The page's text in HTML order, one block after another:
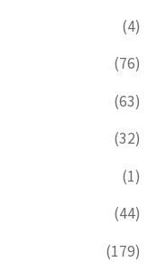
(4)
(76)
(63)
(32)
(1)
(44)
(179)